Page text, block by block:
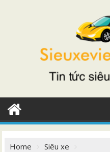
Home
Siêu xe